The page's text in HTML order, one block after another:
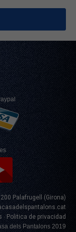
Palafrugell (Girona)
· Politica de privacidad
dels Pantalons 2019